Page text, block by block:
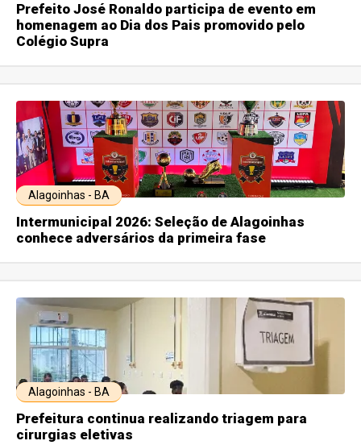
Prefeito José Ronaldo participa de evento em
homenagem ao Dia dos Pais promovido pelo
Colégio Supra
Alagoinhas - BA
Intermunicipal 2026: Seleção de Alagoinhas
conhece adversários da primeira fase
Alagoinhas - BA
Prefeitura continua realizando triagem para
cirurgias eletivas